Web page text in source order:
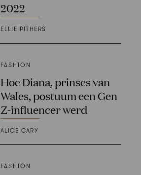
2022
ELLIE PITHERS
FASHION
Hoe Diana, prinses van
Wales, postuum een Gen
Z-influencer werd
ALICE CARY
FASHION